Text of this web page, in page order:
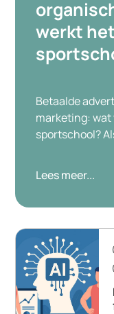
werkt
Betaalde
marketing:
sportschool?
voelt als een
komt deze
kunnen
Lees meer...